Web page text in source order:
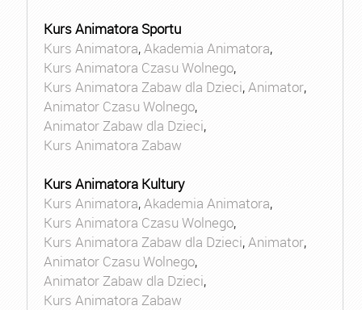
Kurs Animatora Sportu
Kurs Animatora,Akademia Animatora,
Kurs Animatora Czasu Wolnego,
Kurs Animatora Zabaw dla Dzieci,Animator,
Animator Czasu Wolnego,
Animator Zabaw dla Dzieci,
Kurs Animatora Zabaw
Kurs Animatora Kultury
Kurs Animatora,Akademia Animatora,
Kurs Animatora Czasu Wolnego,
Kurs Animatora Zabaw dla Dzieci,Animator,
Animator Czasu Wolnego,
Animator Zabaw dla Dzieci,
Kurs Animatora Zabaw